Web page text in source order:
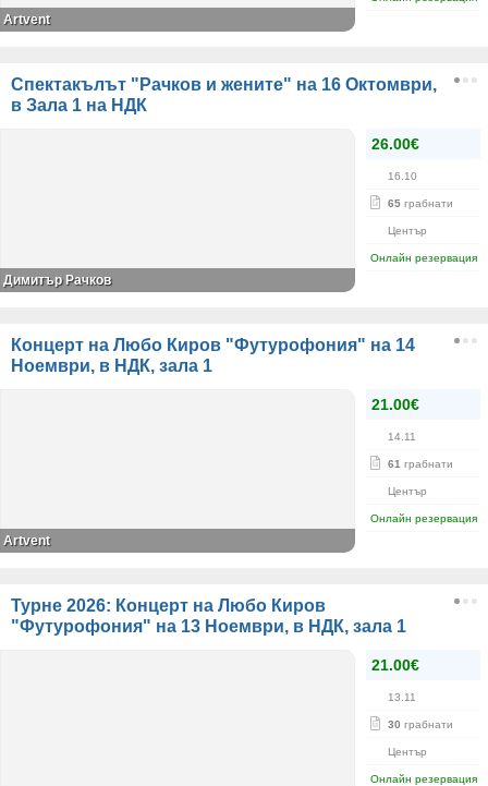
Artvent
Спектакълът "Рачков и жените" на 16 Октомври,
в Зала 1 на НДК
26.00€
16.10
65 грабнати
Център
Онлайн резервация
Димитър Рачков
Концерт на Любо Киров "Футурофония" на 14
Ноември, в НДК, зала 1
21.00€
14.11
61 грабнати
Център
Онлайн резервация
Artvent
Турне 2026: Концерт на Любо Киров
"Футурофония" на 13 Ноември, в НДК, зала 1
21.00€
13.11
30 грабнати
Център
Онлайн резервация